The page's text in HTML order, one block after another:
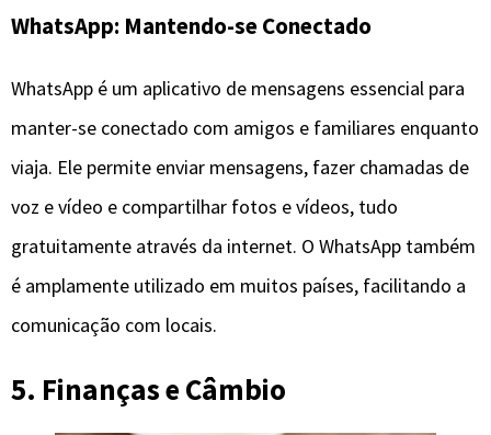
WhatsApp: Mantendo-se Conectado
WhatsApp é um aplicativo de mensagens essencial para
manter-se conectado com amigos e familiares enquanto
viaja. Ele permite enviar mensagens, fazer chamadas de
voz e vídeo e compartilhar fotos e vídeos, tudo
gratuitamente através da internet. O WhatsApp também
é amplamente utilizado em muitos países, facilitando a
comunicação com locais.
5. Finanças e Câmbio